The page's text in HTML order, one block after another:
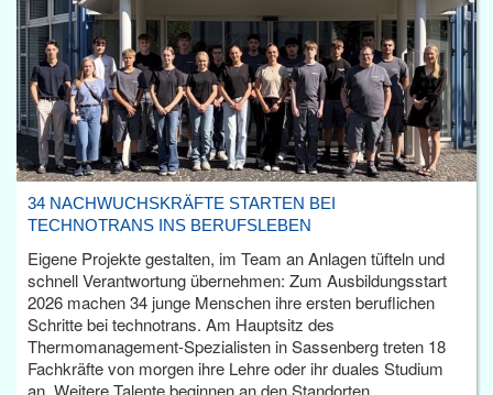
34 NACHWUCHSKRÄFTE STARTEN BEI
TECHNOTRANS INS BERUFSLEBEN
Eigene Projekte gestalten, im Team an Anlagen tüfteln und
schnell Verantwortung übernehmen: Zum Ausbildungsstart
2026 machen 34 junge Menschen ihre ersten beruflichen
Schritte bei technotrans. Am Hauptsitz des
Thermomanagement-Spezialisten in Sassenberg treten 18
Fachkräfte von morgen ihre Lehre oder ihr duales Studium
an. Weitere Talente beginnen an den Standorten